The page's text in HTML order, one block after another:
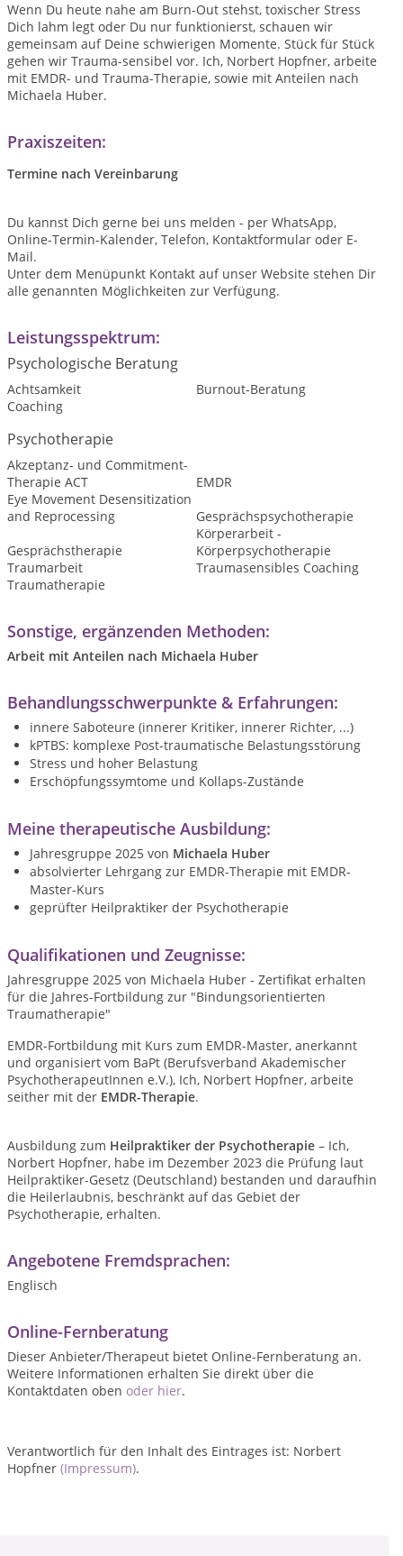
Wenn Du heute nahe am Burn-Out stehst, toxischer Stress
Dich lahm legt oder Du nur funktionierst, schauen wir
gemeinsam auf Deine schwierigen Momente. Stück für Stück
gehen wir Trauma-sensibel vor. Ich, Norbert Hopfner, arbeite
mit EMDR- und Trauma-Therapie, sowie mit Anteilen nach
Michaela Huber.
Praxiszeiten:
Termine nach Vereinbarung
Du kannst Dich gerne bei uns melden - per WhatsApp,
Online-Termin-Kalender, Telefon, Kontaktformular oder E-
Mail.
Unter dem Menüpunkt Kontakt auf unser Website stehen Dir
alle genannten Möglichkeiten zur Verfügung.
Leistungsspektrum:
Psychologische Beratung
Achtsamkeit
Burnout-Beratung
Coaching
Psychotherapie
Akzeptanz- und Commitment-
Therapie ACT
EMDR
Eye Movement Desensitization
and Reprocessing
Gesprächspsychotherapie
Gesprächstherapie
Körperarbeit -
Körperpsychotherapie
Traumarbeit
Traumasensibles Coaching
Traumatherapie
Sonstige, ergänzenden Methoden:
Arbeit mit Anteilen nach Michaela Huber
Behandlungsschwerpunkte & Erfahrungen:
innere Saboteure (innerer Kritiker, innerer Richter, ...)
kPTBS: komplexe Post-traumatische Belastungsstörung
Stress und hoher Belastung
Erschöpfungssymtome und Kollaps-Zustände
Meine therapeutische Ausbildung:
Jahresgruppe 2025 von Michaela Huber
absolvierter Lehrgang zur EMDR-Therapie mit EMDR-
Master-Kurs
geprüfter Heilpraktiker der Psychotherapie
Qualifikationen und Zeugnisse:
Jahresgruppe 2025 von Michaela Huber - Zertifikat erhalten
für die Jahres-Fortbildung zur "Bindungsorientierten
Traumatherapie"
EMDR-Fortbildung mit Kurs zum EMDR-Master, anerkannt
und organisiert vom BaPt (Berufsverband Akademischer
PsychotherapeutInnen e.V.), Ich, Norbert Hopfner, arbeite
seither mit der EMDR-Therapie.
Ausbildung zum Heilpraktiker der Psychotherapie – Ich,
Norbert Hopfner, habe im Dezember 2023 die Prüfung laut
Heilpraktiker-Gesetz (Deutschland) bestanden und daraufhin
die Heilerlaubnis, beschränkt auf das Gebiet der
Psychotherapie, erhalten.
Angebotene Fremdsprachen:
Englisch
Online-Fernberatung
Dieser Anbieter/Therapeut bietet Online-Fernberatung an.
Weitere Informationen erhalten Sie direkt über die
Kontaktdaten oben oder hier.
Verantwortlich für den Inhalt des Eintrages ist: Norbert
Hopfner (Impressum).